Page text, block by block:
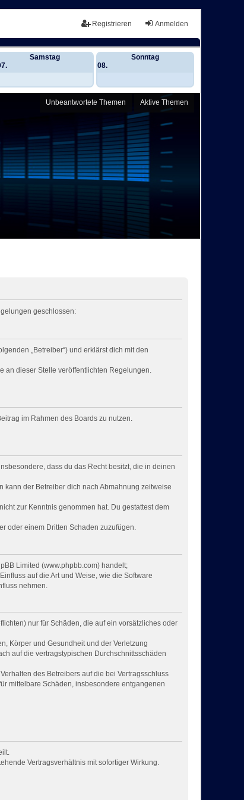
Anmelden
Registrieren
Samstag
Sonntag
08.
Unbeantwortete Themen Aktive Themen
geschlossen:
„Betreiber“) und erklärst dich mit den
an dieser Stelle veröffentlichten Regelungen.
im Rahmen des Boards zu nutzen.
dass du das Recht besitzt, die in deinen
der Betreiber dich nach Abmahnung zeitweise
zur Kenntnis genommen hat. Du gestattest dem
oder einem Dritten Schaden zuzufügen.
Limited (www.phpbb.com) handelt;
auf die Art und Weise, wie die Software
nehmen.
nur für Schäden, die auf ein vorsätzliches oder
Körper und Gesundheit und der Verletzung
auf die vertragstypischen Durchschnittsschäden
des Betreibers auf die bei Vertragsschluss
mittelbare Schäden, insbesondere entgangenen
Vertragsverhältnis mit sofortiger Wirkung.